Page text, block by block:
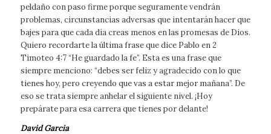
peldaño con paso firme porque seguramente vendrán
problemas, circunstancias adversas que intentarán hacer que
bajes para que cada día creas menos en las promesas de Dios.
Quiero recordarte la última frase que dice Pablo en 2
Timoteo 4:7 “He guardado la fe”. Esta es una frase que
siempre menciono: “debes ser feliz y agradecido con lo que
tienes hoy, pero creyendo que vas a estar mejor mañana”. De
eso se trata siempre anhelar el siguiente nivel. ¡Hoy
prepárate para esa carrera que tienes por delante!
David Garcia